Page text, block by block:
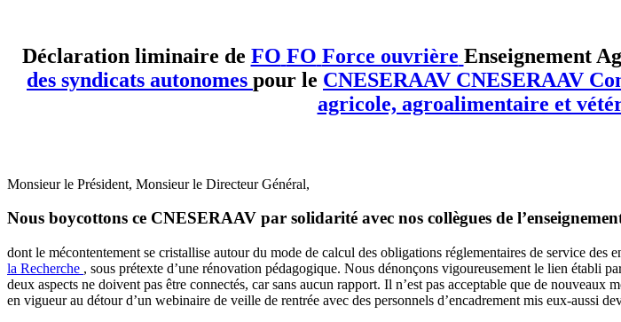
Déclaration liminaire de FO FO Force ouvrière Enseignement
des syndicats autonomes pour le CNESERAAV CNESERAAV
agricole, agroalimentaire et
Monsieur le Président, Monsieur le Directeur Général,
Nous boycottons ce CNESERAAV par solidarité avec nos collègues de
dont le mécontentement se cristallise autour du mode de calcul des obligations réglementaires de service des
la Recherche , sous prétexte d’une rénovation pédagogique. Nous dénonçons vigoureusement le lien établi
deux aspects ne doivent pas être connectés, car sans aucun rapport. Il n’est pas acceptable que de nouveaux
en vigueur au détour d’un webinaire de veille de rentrée avec des personnels d’encadrement mis eux-aussi